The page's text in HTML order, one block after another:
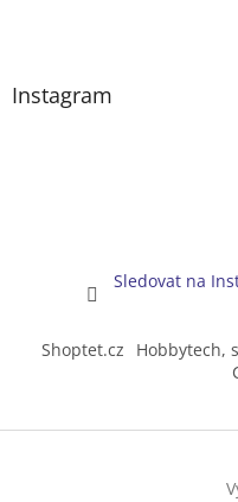
Instagram
Sledovat na
Shoptet.cz Hobbytech,